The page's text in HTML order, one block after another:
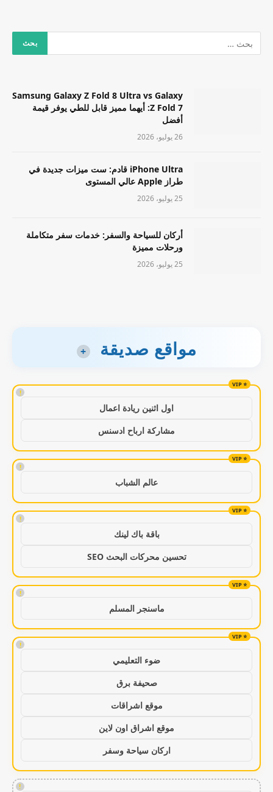
Samsung Galaxy Z Fold 8 Ultra vs Galaxy
Z Fold 7: أيهما مميز قابل للطي يوفر قيمة
أفضل
26 يوليو، 2026
iPhone Ultra قادم: ست ميزات جديدة في
طراز Apple عالي المستوى
25 يوليو، 2026
أركان للسياحة والسفر: خدمات سفر متكاملة
ورحلات مميزة
25 يوليو، 2026
مواقع صديقة +
!
اول اثنين ريادة اعمال
مشاركة ارباح ادسنس
!
عالم الشباب
!
باقة باك لينك
تحسين محركات البحث SEO
!
ماسنجر المسلم
!
ضوء التعليمي
صحيفة برق
موقع اشراقات
موقع اشراق اون لاين
اركان سياحة وسفر
!